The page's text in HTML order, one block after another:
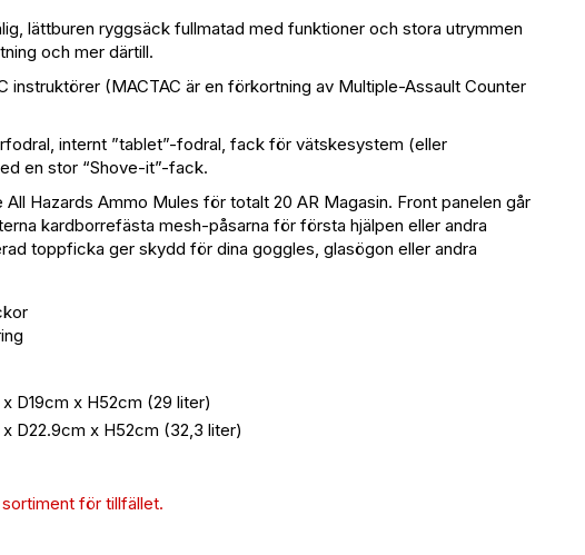
lättburen ryggsäck fullmatad med funktioner och stora utrymmen
och mer därtill.
instruktörer (MACTAC är en förkortning av Multiple-Assault Counter
internt ”tablet”-fodral, fack för vätskesystem (eller
en stor “Shove-it”-fack.
Hazards Ammo Mules för totalt 20 AR Magasin. Front panelen går
kardborrefästa mesh-påsarna för första hjälpen eller andra
toppficka ger skydd för dina goggles, glasögon eller andra
D19cm x H52cm (29 liter)
D22.9cm x H52cm (32,3 liter)
för tillfället.